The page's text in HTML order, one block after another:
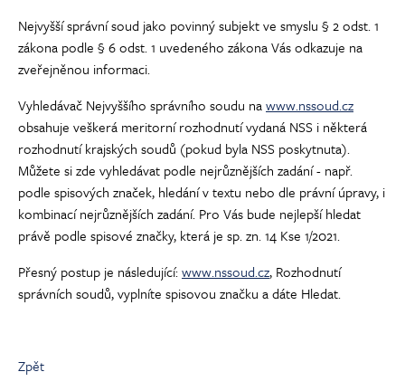
Nejvyšší správní soud jako povinný subjekt ve smyslu § 2 odst. 1
zákona podle § 6 odst. 1 uvedeného zákona Vás odkazuje na
zveřejněnou informaci.
Vyhledávač Nejvyššího správního soudu nawww.nssoud.cz
obsahuje veškerá meritorní rozhodnutí vydaná NSS i některá
rozhodnutí krajských soudů (pokud byla NSS poskytnuta).
Můžete si zde vyhledávat podle nejrůznějších zadání - např.
podle spisových značek, hledání v textu nebo dle právní úpravy, i
kombinací nejrůznějších zadání. Pro Vás bude nejlepší hledat
právě podle spisové značky, která je sp. zn. 14 Kse 1/2021.
Přesný postup je následující:www.nssoud.cz, Rozhodnutí
správních soudů, vyplníte spisovou značku a dáte Hledat.
Zpět